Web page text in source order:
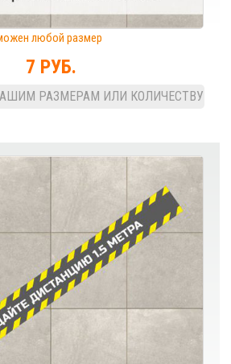
любой размер
7 РУБ.
РАЗМЕРАМ ИЛИ КОЛИЧЕСТВУ